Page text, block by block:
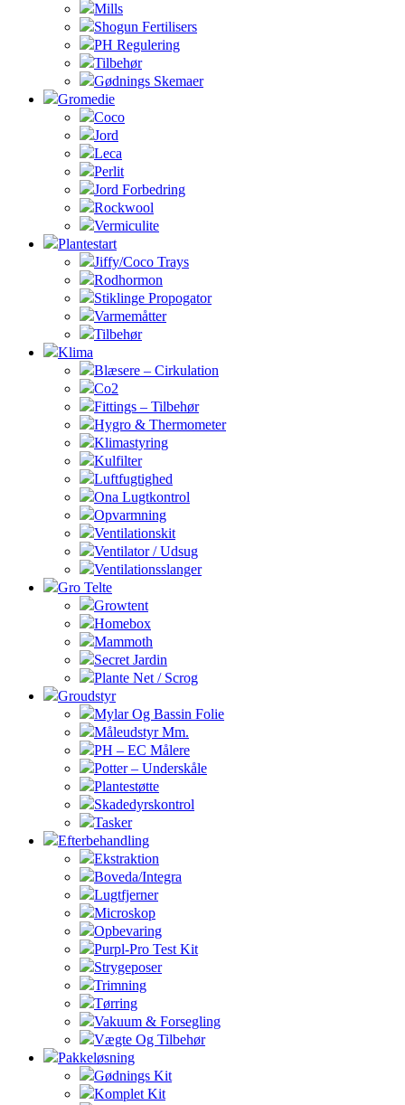
Mills
Shogun Fertilisers
PH Regulering
Tilbehør
Gødnings Skemaer
Gromedie
Coco
Jord
Leca
Perlit
Jord Forbedring
Rockwool
Vermiculite
Plantestart
Jiffy/Coco Trays
Rodhormon
Stiklinge Propogator
Varmemåtter
Tilbehør
Klima
Blæsere – Cirkulation
Co2
Fittings – Tilbehør
Hygro & Thermometer
Klimastyring
Kulfilter
Luftfugtighed
Ona Lugtkontrol
Opvarmning
Ventilationskit
Ventilator / Udsug
Ventilationsslanger
Gro Telte
Growtent
Homebox
Mammoth
Secret Jardin
Plante Net / Scrog
Groudstyr
Mylar Og Bassin Folie
Måleudstyr Mm.
PH – EC Målere
Potter – Underskåle
Plantestøtte
Skadedyrskontrol
Tasker
Efterbehandling
Ekstraktion
Boveda/Integra
Lugtfjerner
Microskop
Opbevaring
Purpl-Pro Test Kit
Strygeposer
Trimning
Tørring
Vakuum & Forsegling
Vægte Og Tilbehør
Pakkeløsning
Gødnings Kit
Komplet Kit